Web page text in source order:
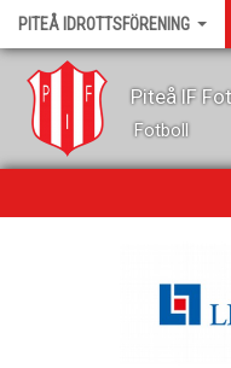
PITEÅ IDROTTSFÖRENING
Piteå IF
Fotboll